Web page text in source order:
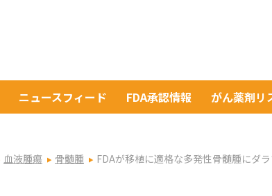
ニュースフィード FDA承認情報 がん薬剤リ
血液腫瘍 骨髄腫 FDAが移植に適格な多発性骨髄腫にダ